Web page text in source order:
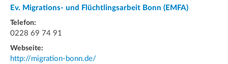
Ev. Migrations- und Flüchtlingsarbeit Bonn (EMFA)
Telefon:
0228 69 74 91
Webseite:
http://migration-bonn.de/